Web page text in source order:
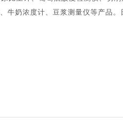
牛奶浓度计、豆浆测量仪等产品。